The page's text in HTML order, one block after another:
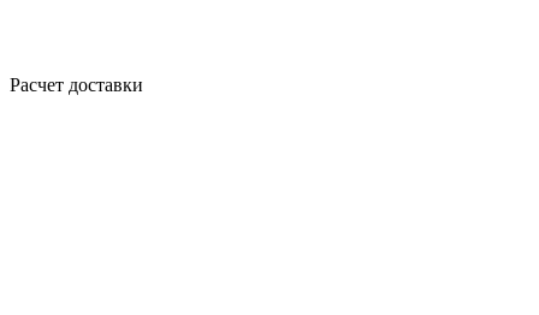
Расчет доставки